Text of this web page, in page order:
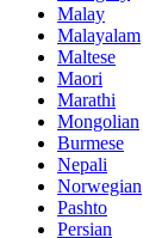
Malay
Malayalam
Maltese
Maori
Marathi
Mongolian
Burmese
Nepali
Norwegian
Pashto
Persian